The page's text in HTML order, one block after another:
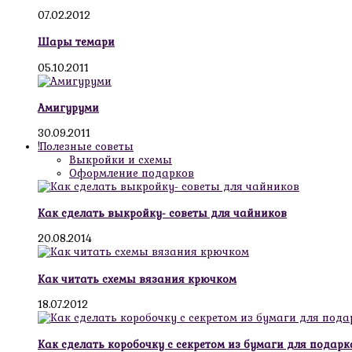
07.02.2012
Шары темари
05.10.2011
Амигуруми
30.09.2011
!Полезные советы
Выкройки и схемы
Оформление подарков
Как сделать выкройку- советы для чайников
20.08.2014
Как читать схемы вязания крючком
18.07.2012
Как сделать коробочку с секретом из бумаги для